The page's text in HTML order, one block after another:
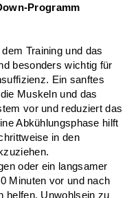
Programm
Training und das
besonders wichtig für
Ein sanftes
Muskeln und das
vor und reduziert das
Abkühlungsphase hilft
in den
oder ein langsamer
Minuten vor und nach
helfen, Unwohlsein zu